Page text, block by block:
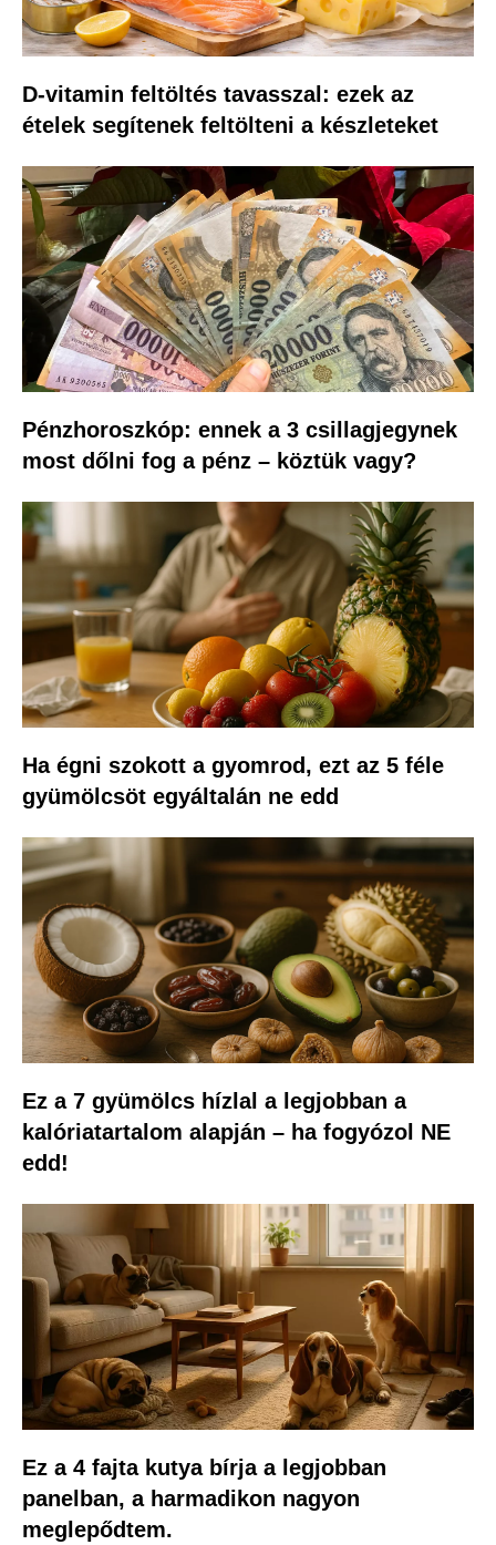
D-vitamin feltöltés tavasszal: ezek az
ételek segítenek feltölteni a készleteket
Pénzhoroszkóp: ennek a 3 csillagjegynek
most dőlni fog a pénz – köztük vagy?
Ha égni szokott a gyomrod, ezt az 5 féle
gyümölcsöt egyáltalán ne edd
Ez a 7 gyümölcs hízlal a legjobban a
kalóriatartalom alapján – ha fogyózol NE
edd!
Ez a 4 fajta kutya bírja a legjobban
panelban, a harmadikon nagyon
meglepődtem.